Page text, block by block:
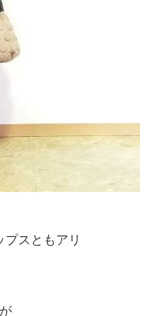
スともアリ